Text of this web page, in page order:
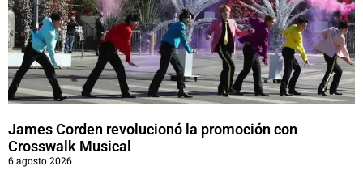
James Corden revolucionó la promoción con
Crosswalk Musical
6 agosto 2026